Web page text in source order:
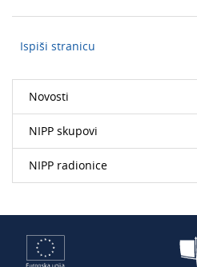
Ispiši stranicu
Novosti
NIPP skupovi
NIPP radionice